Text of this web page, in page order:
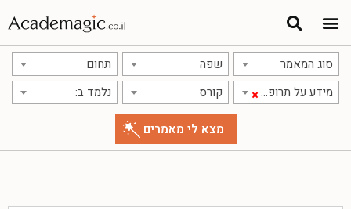
סוג המאמר שפה תחום
×מידע על תרופות קורס נלמד ב: